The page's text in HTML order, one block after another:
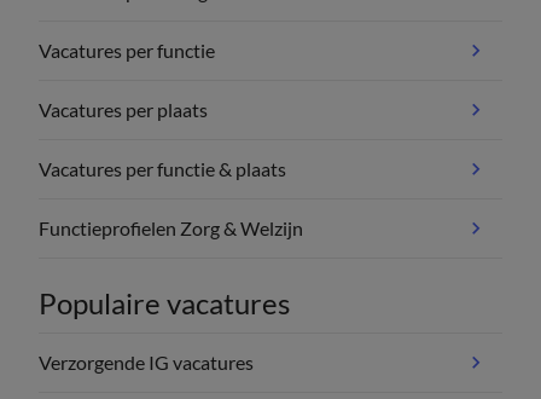
Vacatures per functie
Vacatures per plaats
Vacatures per functie & plaats
Functieprofielen Zorg & Welzijn
Populaire vacatures
Verzorgende IG vacatures